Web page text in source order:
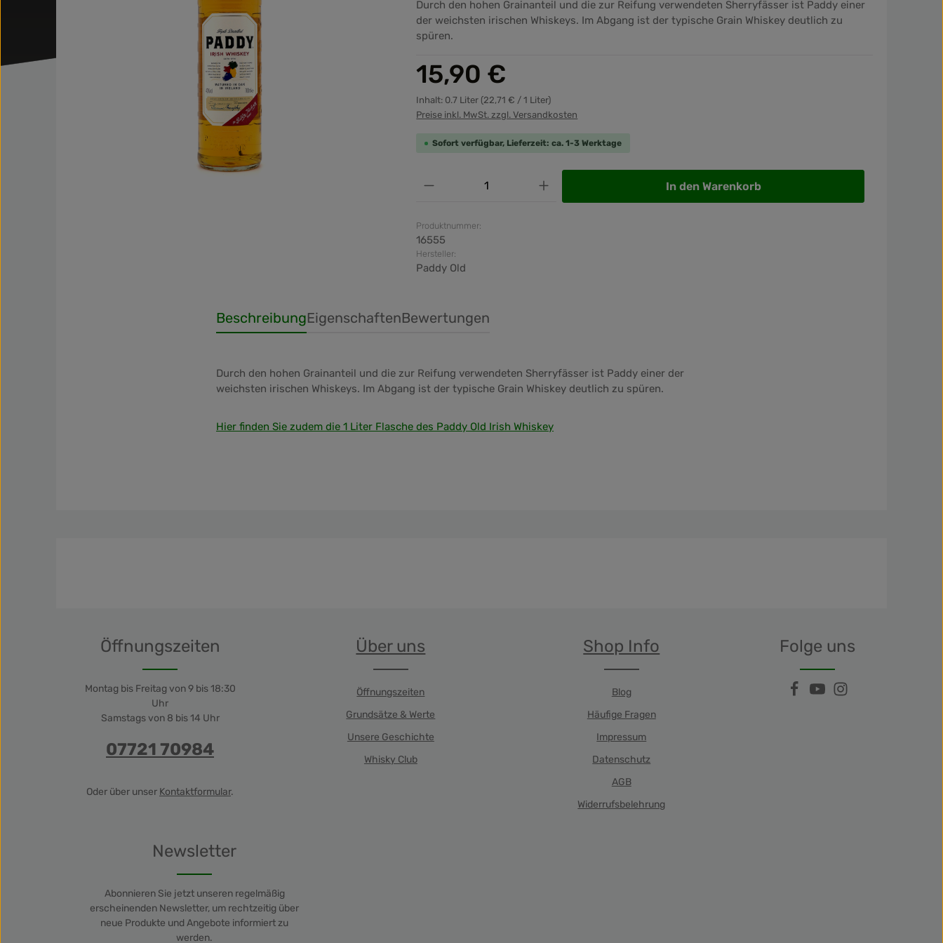
Durch den hohen Grainanteil und die zur Reifung verwendeten Sherryfässer ist Paddy einer
der weichsten irischen Whiskeys. Im Abgang ist der typische Grain Whiskey deutlich zu
spüren.
Regulärer Preis:
15,90 €
Inhalt: 0.7 Liter (22,71 € / 1 Liter)
Preise inkl. MwSt. zzgl. Versandkosten
Sofort verfügbar, Lieferzeit: ca. 1-3 Werktage
Produkt Anzahl: Gib den gewünschten Wert ein oder benutze die
In den Warenkorb
Produktnummer:
16555
Hersteller:
Paddy Old
BeschreibungEigenschaftenBewertungen
Durch den hohen Grainanteil und die zur Reifung verwendeten Sherryfässer ist Paddy einer der
weichsten irischen Whiskeys. Im Abgang ist der typische Grain Whiskey deutlich zu spüren.
Hier finden Sie zudem die 1 Liter Flasche des Paddy Old Irish Whiskey
Öffnungszeiten
Montag bis Freitag von 9 bis 18:30
Uhr
Samstags von 8 bis 14 Uhr
07721 70984
Oder über unser Kontaktformular.
Über uns
Öffnungszeiten
Grundsätze & Werte
Unsere Geschichte
Whisky Club
Shop Info
Blog
Häufige Fragen
Impressum
Datenschutz
AGB
Widerrufsbelehrung
Folge uns
Newsletter
Abonnieren Sie jetzt unseren regelmäßig
erscheinenden Newsletter, um rechtzeitig über
neue Produkte und Angebote informiert zu
werden.